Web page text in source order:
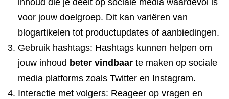
inhoud die je deelt op sociale media waardevol is
voor jouw doelgroep. Dit kan variëren van
blogartikelen tot productupdates of aanbiedingen.
Gebruik hashtags: Hashtags kunnen helpen om
jouw inhoud beter vindbaar te maken op sociale
media platforms zoals Twitter en Instagram.
Interactie met volgers: Reageer op vragen en